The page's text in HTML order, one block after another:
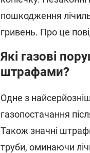
пошкодження
гривень. Про це
Які газові
штрафами?
Одне з
газопостачання
Також значні
труби, оминаючи